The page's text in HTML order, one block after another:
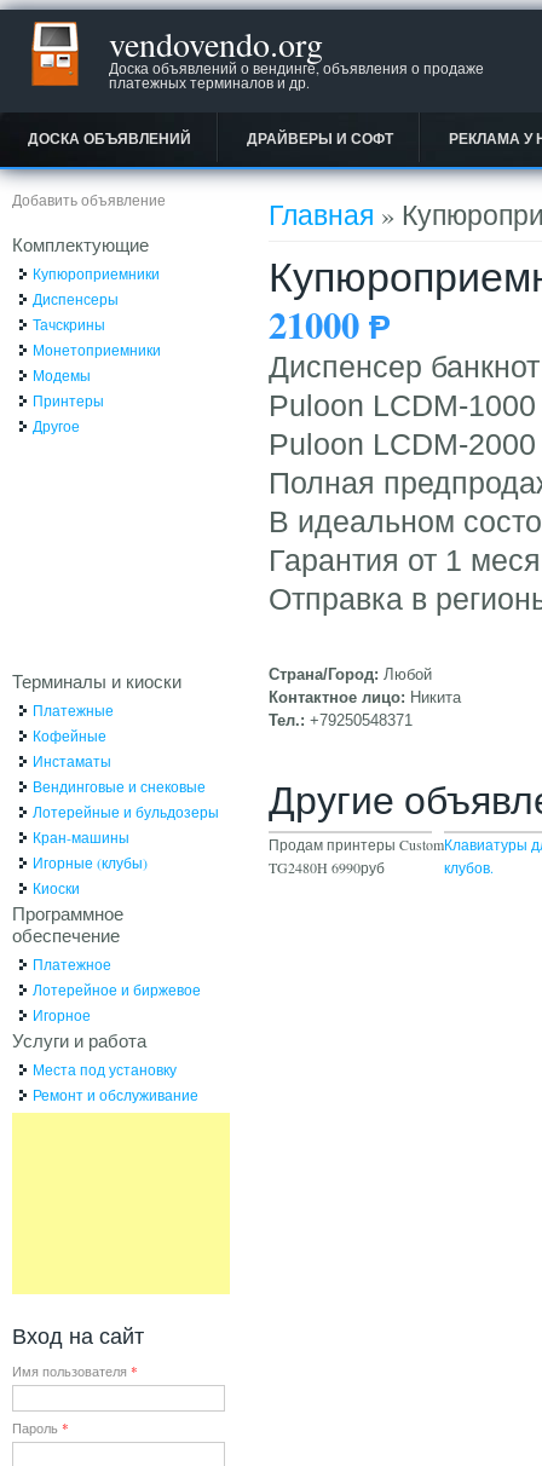
vendovendo.org
Доска объявлений о вендинге, объявления о продаже
платежных терминалов и др.
ДОСКА ОБЪЯВЛЕНИЙ ДРАЙВЕРЫ И СОФТ РЕКЛАМА У
Вы здесь
Главная »
21000 Ᵽ
Диспенсер
Puloon LCDM-1000
Puloon LCDM-2000
Полная
В идеальном
Гарантия от 1
Отправка в
Страна/Город: Любой
Контактное лицо: Никита
Тел.: +79250548371
Другие
Продам принтеры Custom
TG2480H 6990руб
Клавиатуры
клубов.
Добавить объявление
Комплектующие
Купюроприемники
Диспенсеры
Тачскрины
Монетоприемники
Модемы
Принтеры
Другое
Терминалы и киоски
Платежные
Кофейные
Инстаматы
Вендинговые и снековые
Лотерейные и бульдозеры
Кран-машины
Игорные (клубы)
Киоски
Программное
обеспечение
Платежное
Лотерейное и биржевое
Игорное
Услуги и работа
Места под установку
Ремонт и обслуживание
Вход на сайт
Имя пользователя *
Пароль *